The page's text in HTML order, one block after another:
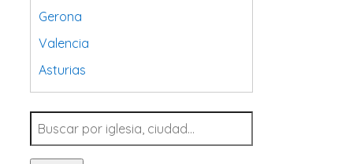
Gerona
Valencia
Asturias
Tarragona
Navarra
Valladolid